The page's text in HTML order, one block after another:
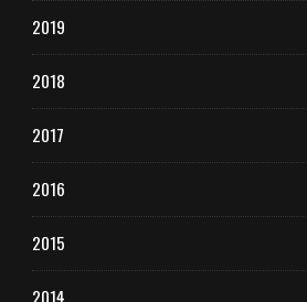
2019
2018
2017
2016
2015
2014